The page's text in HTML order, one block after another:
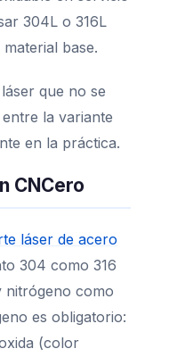
304L o 316L
base.
que no se
la variante
en la práctica.
CNCero
láser de acero
304 como 316
nitrógeno como
es obligatorio:
(color